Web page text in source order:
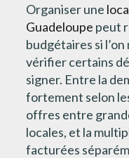
Organiser une
Guadeloupe peut
budgétaires si
vérifier certains
signer. Entre la
fortement selon
offres entre
locales, et la
facturées